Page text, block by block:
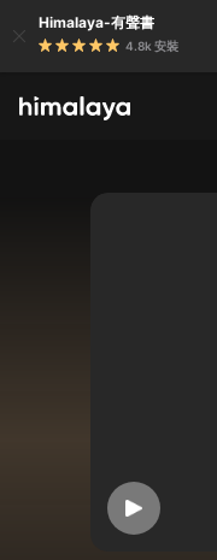
Himalaya-有聲書
4.8k 安裝